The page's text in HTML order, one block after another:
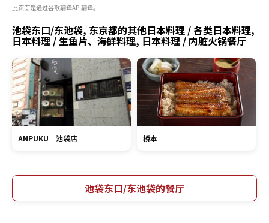
此页面是通过谷歌翻译API翻译。
池袋东口/东池袋, 东京都的其他日本料理 / 各类日本料理,
日本料理 / 生鱼片、海鲜料理, 日本料理 / 内脏火锅餐厅
ANPUKU 池袋店 桥本
池袋东口/东池袋的餐厅